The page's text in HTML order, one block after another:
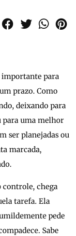
importante para
prazo. Como
deixando para
para uma melhor
ser planejadas ou
marcada,
controle, chega
tarefa. Ela
pede
Sabe